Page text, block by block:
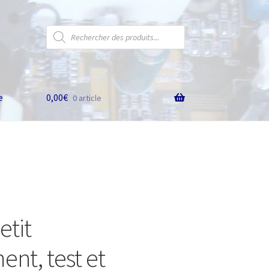
Recherche
de
produits
0,00€ 0 article
test et